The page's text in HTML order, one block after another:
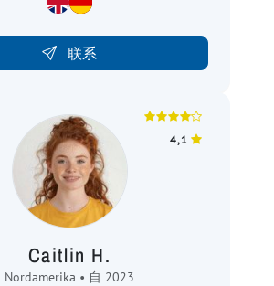
联系
4,1
Caitlin H.
Nordamerika • 自 2023